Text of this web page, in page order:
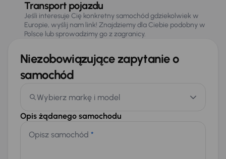
Transport pojazdu
Jeśli interesuje Cię konkretny samochód gdziekolwiek w
Europie, wyślij nam link! Znajdziemy dla Ciebie podobny w
Polsce lub sprowadzimy go z zagranicy.
Niezobowiązujące zapytanie o
samochód
Wybierz markę i model
Opis żądanego samochodu
Opisz samochód *